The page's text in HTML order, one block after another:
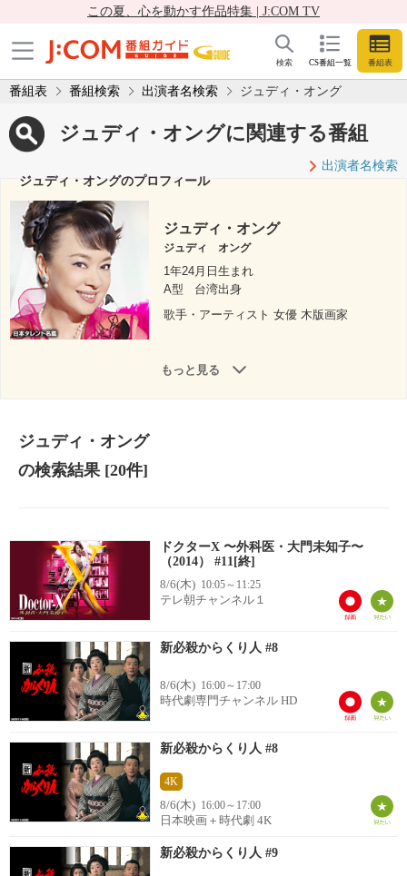
この夏、心を動かす作品特集 | J:COM TV
CS番組一覧 番組表
検索
番組表 番組検索 出演者名検索 ジュディ・オング
ジュディ・オングに関連する番組
出演者名検索
ジュディ・オングのプロフィール
ジュディ・オング
ジュディ オング
1年24月日生まれ
A型
台湾出身
歌手・アーティスト 女優 木版画家
もっと見る
ジュディ・オング
の検索結果[20件]
ドクターX 〜外科医・大門未知子〜
（2014） #11[終]
8/6(木) 10:05～11:25
テレ朝チャンネル１
新必殺からくり人 #8
8/6(木) 16:00～17:00
時代劇専門チャンネル HD
新必殺からくり人 #8
4K
8/6(木) 16:00～17:00
日本映画＋時代劇 4K
新必殺からくり人 #9